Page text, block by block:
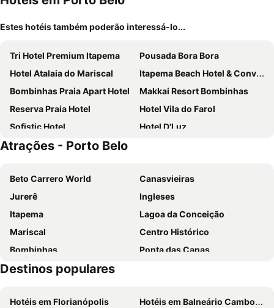
Estes hotéis também poderão interessá-lo...
Tri Hotel Premium Itapema
Pousada Bora Bora
Hotel Atalaia do Mariscal
Itapema Beach Hotel & Convention
Bombinhas Praia Apart Hotel
Makkai Resort Bombinhas
Reserva Praia Hotel
Hotel Vila do Farol
Sofistic Hotel
Hotel D'Luz
Morada do Mar Hotel
Bombinhas Tourist Apart Hotel
Hotel Di Sica
Pousada Palmeiras
Rezende Suítes Hotel
Santa Inn Hotel
Hotel Cores do Mar
Nobile Grand Itapema
Solis Praia Hotel Itapema
Hotel Genova
Hotel Bhally
Morro do Sol Hotel & Eventos
Blue Sea Hotel
Atobá Praia Hotel
Atrações - Porto Belo
Beto Carrero World
Canasvieiras
Jurerê
Ingleses
Itapema
Lagoa da Conceição
Mariscal
Centro Histórico
Bombinhas
Ponta das Canas
Santo Antônio de Lisboa
Praia do Estaleirinho
Central
Destinos populares
Hotéis em Florianópolis
Hotéis em Balneário Camboriú